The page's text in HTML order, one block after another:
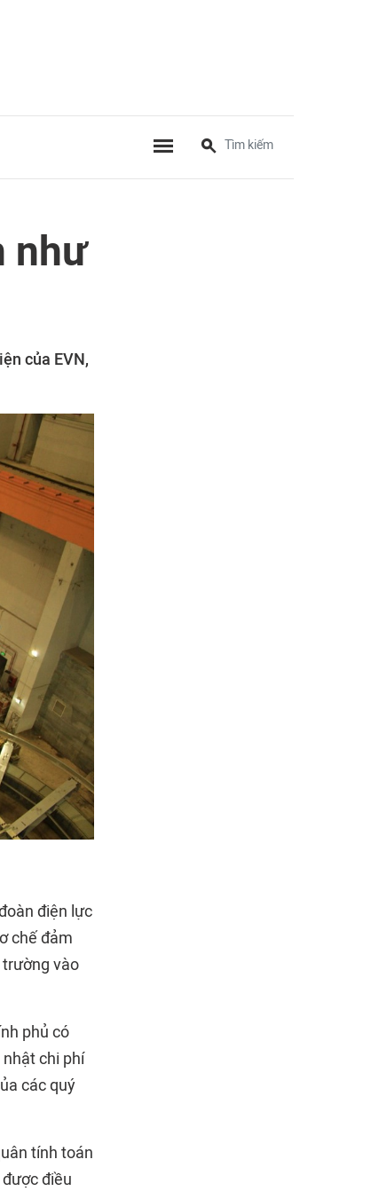
như
của EVN,
điện lực
chế đảm
trường vào
phủ có
nhật chi phí
các quý
tính toán
điều